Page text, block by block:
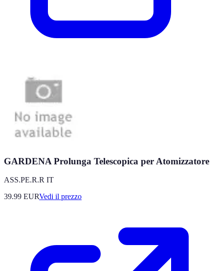
GARDENA Prolunga Telescopica per Atomizzatore
ASS.PE.R.R IT
39.99 EURVedi il prezzo